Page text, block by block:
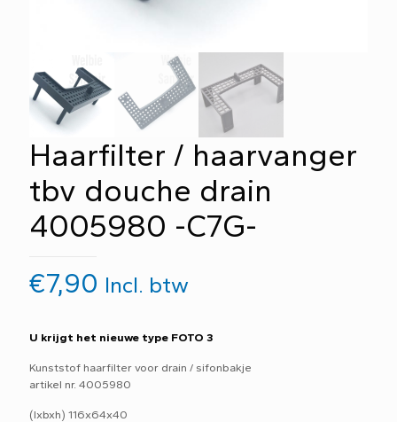
Haarfilter / haarvanger
tbv douche drain
4005980 -C7G-
€7,90 Incl. btw
U krijgt het nieuwe type FOTO 3
Kunststof haarfilter voor drain / sifonbakje
artikel nr. 4005980
(lxbxh) 116x64x40